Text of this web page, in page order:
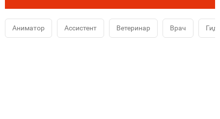
Аниматор Ассистент Ветеринар Врач Гид